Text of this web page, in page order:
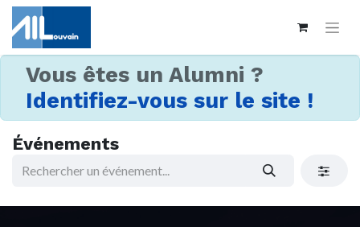
Vous êtes un Alumni ?
Identifiez-vous sur le site !
Événements